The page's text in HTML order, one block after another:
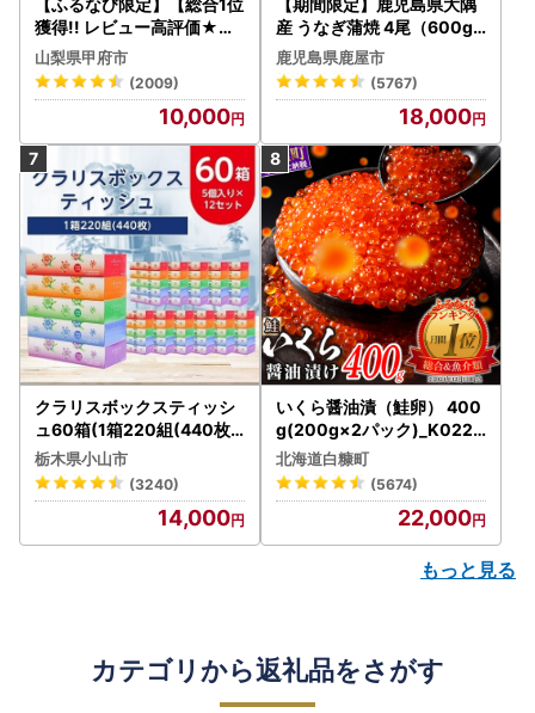
【ふるなび限定】【総合1位
獲得!! レビュー高評価★】
〈2026年度配送分〉山梨
県産 シャインマスカット 2
～3房（1.0kg以上）シャイ
ン フルーツ FN-Limited-S
P
山梨県甲府市
(2009)
10,000
【期間限定】鹿児島県大隅
産 うなぎ蒲焼 4尾（600g
） KN007-004-04-cp18
うなぎ 鰻 魚 惣菜 総菜
鹿児島県鹿屋市
(5767)
18,000
クラリスボックスティッシ
ュ60箱(1箱220組(440枚))
(5個入り×12セット)【配送
不可地域：離島・沖縄県】
【1256759】
栃木県小山市
(3240)
14,000
いくら醤油漬（鮭卵） 400
g(200g×2パック)_K022-
1676
北海道白糠町
(5674)
22,000
もっと見る
カテゴリから返礼品をさがす